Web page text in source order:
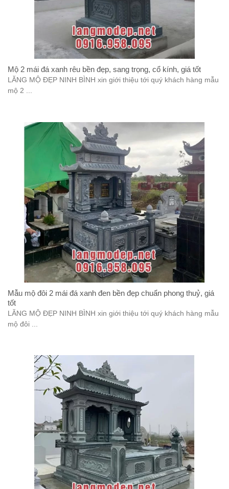
Mộ 2 mái đá xanh rêu bền đẹp, sang trọng, cổ kính, giá tốt
LĂNG MỘ ĐẸP NINH BÌNH xin giới thiệu tới quý khách hàng mẫu
mộ 2 ...
Mẫu mộ đôi 2 mái đá xanh đen bền đẹp chuẩn phong thuỷ, giá
tốt
LĂNG MỘ ĐẸP NINH BÌNH xin giới thiệu tới quý khách hàng mẫu
mộ đôi ...